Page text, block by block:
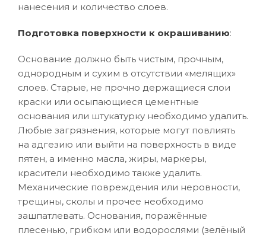
нанесения и количество слоев.
Подготовка поверхности к окрашиванию:
Основание должно быть чистым, прочным,
однородным и сухим в отсутствии «мелящих»
слоев. Старые, не прочно держащиеся слои
краски или осыпающиеся цементные
основания или штукатурку необходимо удалить.
Любые загрязнения, которые могут повлиять
на адгезию или выйти на поверхность в виде
пятен, а именно масла, жиры, маркеры,
красители необходимо также удалить.
Механические повреждения или неровности,
трещины, сколы и прочее необходимо
зашпатлевать. Основания, поражённые
плесенью, грибком или водорослями (зелёный